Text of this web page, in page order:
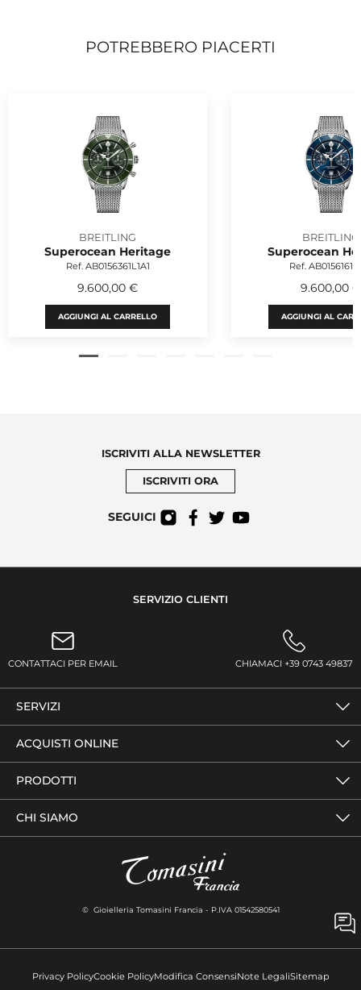
POTREBBERO PIACERTI
BREITLING
Superocean Heritage
Ref. AB0156361L1A1
9.600,00 €
AGGIUNGI AL CARRELLO
BREITLING
Superocean
Ref.
9.600,00 €
AGGIUNGI AL
ISCRIVITI ALLA NEWSLETTER
ISCRIVITI ORA
SEGUICI
SERVIZIO CLIENTI
CONTATTACI PER EMAIL CHIAMACI +39 0743 49837
SERVIZI
ACQUISTI ONLINE
PRODOTTI
CHI SIAMO
© Gioielleria Tomasini Francia - P.IVA 01542580541
Privacy PolicyCookie PolicyModifica ConsensiNote LegaliSitemap